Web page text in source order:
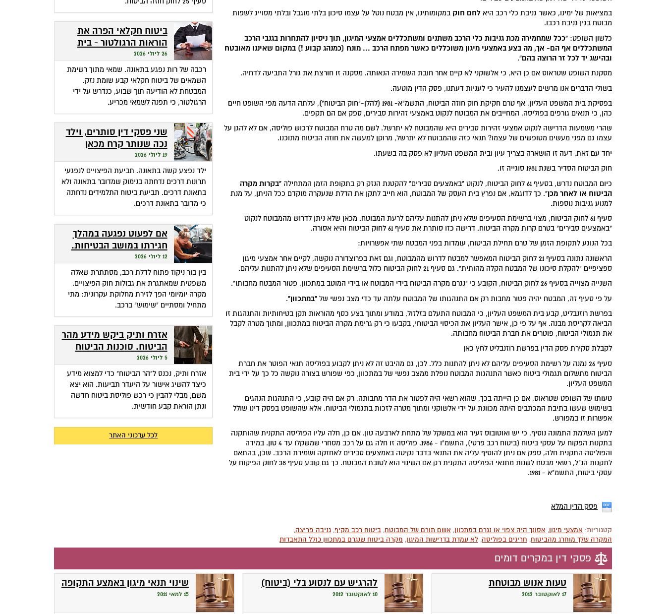
במציאות של ימינו, כאשר גניבת כלי רכב היא לחם חוק במקומותינו, אין מבטח נוטל על עצמו סיכון בלתי מוגבל ובלתי מסוייג לשפות
מבוטח בגין גניבת רכבו.
כלשון השופט: "ככל שמחמירה מכת גניבות כלי הרכב משתנים ומשתכללים אמצעי המיגון, תוך ניסיון להתחרות בגנבי הרכב
המשתכללים אף הם- אך, מה בצע באמצעי מיגון משוכללים כאשר מפתח הרכב ... מונח (כמנהג קבוע !) במקום שאיננו מאובטח
ובהישג יד לכל זר הרוצה בהם".
מסקנת השופט שטראוס אם כן היא, כי אלשוקני לא קיים אחר חובת השמירה הנאותה. מסקנה זו חורצת את גורל התביעה לדחיה.
בשולי הדברים אנו מרשים לעצמנו להעיר כי לעניות דעתנו, פסק הדין מוטעה.
בפסיקת בית המשפט העליון, אף טרם חקיקת חוק חוזה הביטוח, התשמ"א- 1981 (להלן-"חוק הביטוח"), עלתה הדעה מפי השופט חיים
כהן, כי תנאים גורפים בפוליסה, המחייבים את המבוטח לנקוט באמצעי זהירות סבירים, ספק אם הם תקפים.
שהרי משמעות הדרישה לנקוט אמצעי זהירות סבירים היא שהמבוטח לא יתרשל. לשם מה טרח המבוטח לרכוש פוליסה, אם לא להגן על
עצמו גם מפני מעשים מטופשים של עצמו? תנאי כזה שהמבוטח לא יתרשל, מרוקן למעשה את חוזה הביטוח מתוכנו.
יחד עם זאת, דעה זו הושארה בצריך עיון ובית המשפט העליון לא פסק בה בשעתו.
חוק הביטוח הסדיר בשנת 1981 סוגייה זו.
כיום המבוטח נדרש, בסעיף 61 לחוק הביטוח, לנקוט "באמצעים סבירים" להקטנת הנזק רק בתקופת הזמן המתחילה
"בקרות מקרה
הביטוח או לאחר מכן". כך לדוגמא, אם נפרץ בית העסק של המבוטח, הוא חייב לתקן את הדלת שנעקרה מוקדם ככל הניתן, על מנת
למנוע גניבות נוספות.
סעיף 61 לחוק הביטוח, מצוי ברשימת הסעיפים שלא ניתן להתנות עליהם לרעת המבוטח. מכאן שלא ניתן לדרוש מהמבוטח לנקוט
"באמצעים סבירים" בטרם קרות מקרה הביטוח. דרישה כזו סותרת את סעיף 61 לחוק הביטוח והיא אסורה.
בכל הנוגע לתקופת הזמן של טרם תחילת הביטוח, עומדות בפני המבטח שתי אפשרויות:
הראשונה נתונה בסעיף 21 לחוק הביטוח המאפשר למבטח לדרוש מהמבוטח, וגם זאת בפרוצדורה נוקשה, לקיים אחר אמצעי מיגון
ספציפיים "להקלת סיכונו של המבטח הקלה מהותית". גם סעיף 21 לחוק הביטוח כלול ברשימת הסעיפים שלא ניתן להתנות עליהם.
השנייה מצוייה בסעיף 26 לחוק הביטוח, הקובע כי "נגרם מקרה הביטוח בידי המבוטח או בידי המוטב במתכוון, פטור המבטח מחבותו".
על פי סעיף זה, המבטח יהיה פטור מחבות רק אם התנהגותו של המבוטח עלתה עד כדי מצב נפשי של "במתכוון".
בפרשת רוזנבליט, קבע בית המשפט העליון, כי המבוטח התעלם בזלזול, במודע ומתוך בצע כסף מהוראות תקן בטיחותיות והתנהגות זו
הביאה לקריסת מבנה. אף על פי כן, אישר העליון את הכיסוי הביטוחי, בקבעו כי רק גרימת מקרה הביטוח במתכוון, ומתוך מטרה לקבל
את תגמולי הביטוח, פוטרים את חברת הביטוח מחבותה.
לקבלת סקירת פסק הדין בפרשת רוזנבליט לחץ כאן
סעיף 26 נמנה על רשימת הסעיפים עליהם לא ניתן להתנות כלל. לכן, גם מהיבט זה לא ניתן לקבוע בפוליסה תנאי הפוטר את חברת
הביטוח מתשלום תגמולי ביטוח כאשר התנהגות המבוטח נופלת ממצב נפשי של במתכוון, כפי שפורש בצורה נוקשה כל כך על ידי בית
המשפט העליון.
טעותו של השופט שטראוס, אם כן הייתה בכך, שהוא רשאי היה לפטור את הדר מחבותה, רק אם היה קובע, כי התנהגות הנהגים
בשימוש שעשו בתיבת המכתבים היתה מכוונת על ידי אלשוקני ומתוך מטרה לזכות בתגמולי הביטוח. אלא שהשופט בפסק דינו שולל
אפשרות זו במפורש.
למען השלמת התמונה נוסיף, כי יש ואוטובוס זעיר הוא במשקל של מתחת לארבעה טון. אם כן, חלה עליו הפוליסה התקנית שהותקנה
בתקנות הפקוח על עסקי ביטוח (ביטוח רכב פרטי), התשמ"ו - 1986. פוליסה זו חלה גם על רכב מסחרי שמשקלו עד 4 טון. במידה
והפוליסה התקנית חלה, ספק אם ניתן להוסיף עליה את התנאי בדבר נקיטה באמצעים סבירים לאחזקה ושמירת הרכב. שכן, בהתאם
לתקנות הנ"ל, רשאי מבטח לשנות מתנאי הפוליסה התקנית רק אם השינוי הוא לטובת המבוטח. כך גם קובע סעיף 38 לחוק הפיקוח על
עסקי ביטוח, התשמ"א - 1981.
פסק הדין המלא
קטגוריות: אמצעי מיגון, אסונך היה צפוי או נגרם במתכוון, אשם תורם של המבוטח, ביטוח רכב מקיף, גניבה פריצה,
המקרה שלך מוחרג מהביטוח, חריגים בפוליסה, לא עמדת בדרישות המיגון, מקרה ביטוח שנגרם במתכוון כולל התאבדות
ביטוח חקלאי הפרה את
הוראות הרגולטור - בית
המשפט חילץ אותה
26 ליולי 2026
רכבה של רות נפגע בתאונה. שמאי מתוך רשימת
השמאים של ביטוח חקלאי קבע שומת נזק.
המבטחת לא הודיעה תוך שבוע, כנדרש על ידי
הרגולטור, כי תפנה לשמאי מכריע.
שני פסקי דין סותרים, וילד
נכה שנותר קרח מכאן
ומכאן
19 ליולי 2026
ילד נפצע קשה בתאונה. תביעת הפיצויים לנפגעי
תרונות דרכים נדחתה בנימוק שמדובר בתאונה ולא
בתאונת דרכים. תביעת ביטוח התלמידים נדחתה
כי מדובר בתאונת דרכים.
אם לפעוט נפגעה במהלך
חגירתו במושב הבטיחות.
האם זכאית לפיצויים?
12 ליולי 2026
בין בור ניקוז פתוח לדלת רכב, מסתתרת שאלה
משפטית שמאתגרת את גבולות חוק הפיצויים.
מקרה יומיומי הפך לזירת מחלוקת עקרונית: מתי
מתחיל ומסתיים "שימוש" ברכב.
אזרח ותיק ביקש מידע מהר
הביטוח. סוכנות הביטוח
גבתה מחשבונו פרמיות
5 ליולי 2026
אזרח ותיק, נכנס ל"הר הביטוח" כדי למצוא מידע
כיצד להשיג אישור על היעדר תביעות. הוא יצא
משם, מבלי להבין כי רכש פוליסת ביטוח חדשה
ונתן הוראת קבע חודשית.
לכל עדכוני האתר
פסקי דין במקרים דומים
טעות אנוש מבוטחת
17 לאוקטובר 2012
להרגיש עם לנסוע בלי (ביטוח)
10 לאוקטובר 2012
שינוי תנאי מיגון באמצע התקופה
15 למאי 2011